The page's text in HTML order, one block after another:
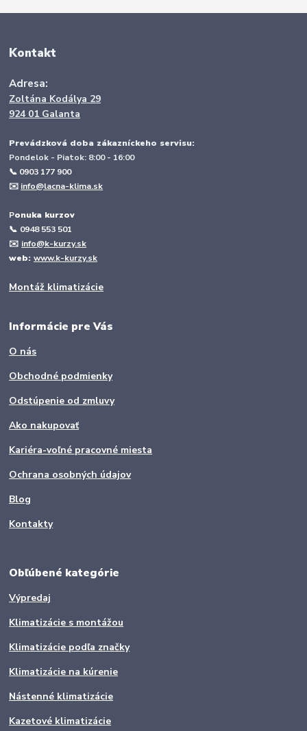
Kontakt
Adresa:
Zoltána Kodálya 29
924 01 Galanta
Prevádzková doba zákazníckeho servisu:
Pondelok - Piatok: 8:00 - 16:00
📞 0903 177 900
✉️ info@lacna-klima.sk
Ponuka kurzov
📞 0948 553 501
✉️ info@k-kurzy.sk
web:www.k-kurzy.sk
Montáž klimatizácie
Informácie pre Vás
O nás
Obchodné podmienky
Odstúpenie od zmluvy
Ako nakupovať
Kariéra-voľné pracovné miesta
Ochrana osobných údajov
Blog
Kontakty
Obľúbené kategórie
Výpredaj
Klimatizácie s montážou
Klimatizácie podľa značky
Klimatizácie na kúrenie
Nástenné klimatizácie
Kazetové klimatizácie